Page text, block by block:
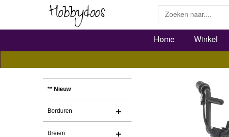
Home Winkel
** Nieuw
Borduren
Breien